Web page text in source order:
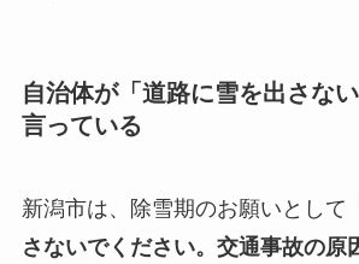
自治体が「道路に雪を出さな
言っている
新潟市は、除雪期のお願いとして
さないでください。交通事故の原